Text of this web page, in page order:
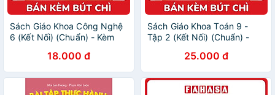
Sách Giáo Khoa Công Nghệ
6 (Kết Nối) (Chuẩn) - Kèm
18.000 đ
Sách Giáo Khoa Toán 9 -
Tập 2 (Kết Nối) (Chuẩn) -
25.000 đ